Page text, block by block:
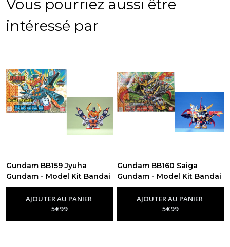
Vous pourriez aussi être
intéressé par
Gundam BB159 Jyuha
Gundam - Model Kit Bandai
-Maquettes Gundam Sd & Entry
AJOUTER AU PANIER
5€99
Gundam BB160 Saiga
Gundam - Model Kit Bandai
-Maquettes Gundam Sd & Entry
AJOUTER AU PANIER
5€99